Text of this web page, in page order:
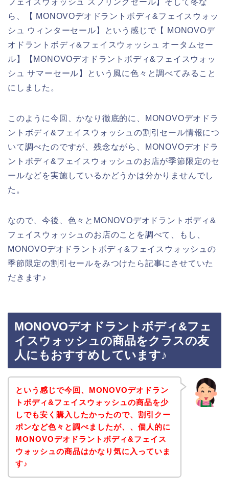
ら、【 MONOVOデオドラントボディ&フェイスウォッ
シュ ウィンターセール】という感じで【 MONOVOデ
オドラントボディ&フェイスウォッシュ オータムセー
ル】【MONOVOデオドラントボディ&フェイスウォッ
シュ サマーセール】という風に色々と調べてみること
にしました。
このように今回、かなり徹底的に、MONOVOデオドラ
ントボディ&フェイスウォッシュの割引セール情報につ
いて調べたのですが、残念ながら、MONOVOデオドラ
ントボディ&フェイスウォッシュのお店が季節限定のセ
ールなどを実施しているかどうかは分かりませんでし
た。
なので、今後、色々とMONOVOデオドラントボディ&
フェイスウォッシュのお店のことを調べて、もし、
MONOVOデオドラントボディ&フェイスウォッシュの
季節限定の割引セールをみつけたら記事にさせていた
だきます♪
MONOVOデオドラントボディ&フェ
イスウォッシュの商品をクラスの友
人にもおすすめしています♪
という感じで今回、MONOVOデオドラン
トボディ&フェイスウォッシュの商品を少
しでも安く購入したかったので、割引クー
ポンなど色々と調べましたが、、個人的に
MONOVOデオドラントボディ&フェイス
ウォッシュの商品はかなり気に入っていま
す♪